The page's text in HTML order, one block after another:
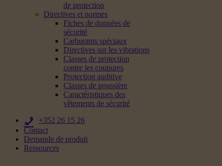
de protection
Directives et normes
Fiches de données de
sécurité
Carburants spéciaux
Directives sur les vibrations
Classes de protection
contre les coupures
Protection auditive
Classes de poussière
Caractéristiques des
vêtements de sécurité
+352 26 15 26
Contact
Demande de produit
Ressources